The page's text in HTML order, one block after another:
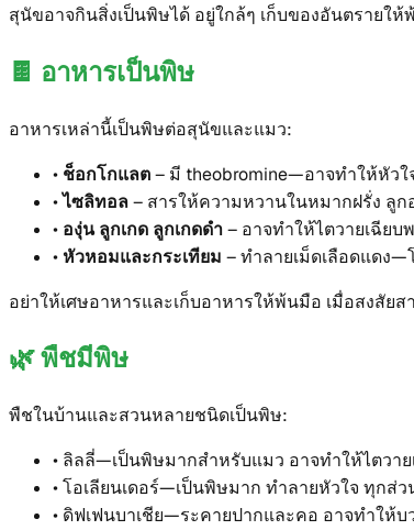
สุนัขอาจกินสิ่งเป็นพิษได้ อยู่ใกล้ๆ เก็บของอันตรายใ
🍫 อาหารเป็นพิษ
อาหารเหล่านี้เป็นพิษต่อสุนัขและแมว:
• ช็อกโกแลต– มี theobromine—อาจทำให้หัว
•ไซลิทอล– สารให้ความหวานในหมากฝรั่ง ลู
• องุ่น ลูกเกด ลูกเกดดำ– อาจทำให้ไตวายเฉีย
• หัวหอมและกระเทียม –ทำลายเม็ดเลือดแดง
อย่าให้เศษอาหารและเก็บอาหารให้พ้นมือ เมื่อสงสั
🌿พืชมีพิษ
พืชในบ้านและสวนหลายชนิดเป็นพิษ:
• ลิลลี่—เป็นพิษมากสำหรับแมว อาจทำให้ไตวา
•โอเลียนเดอร์—เป็นพิษมาก ทำลายหัวใจ ทุกส่ว
• ดิฟเฟนบาเชีย—ระคายปากและคอ อาจทำให้บ